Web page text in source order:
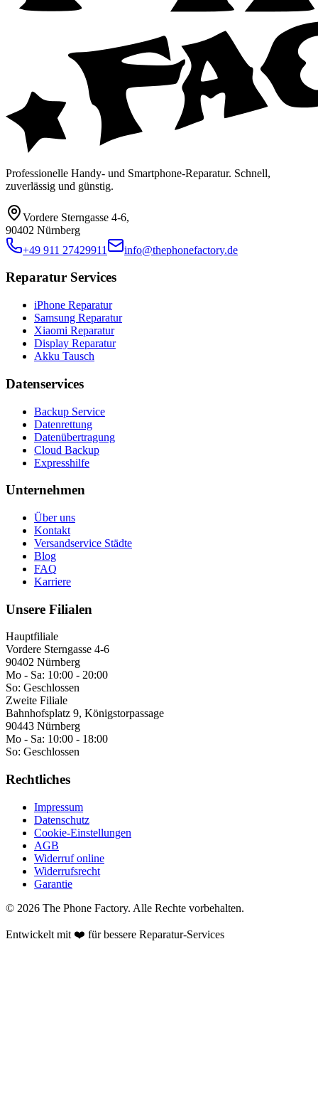
Professionelle Handy- und Smartphone-Reparatur. Schnell,
zuverlässig und günstig.
Vordere Sterngasse 4-6,
90402 Nürnberg
+49 911 27429911
info@thephonefactory.de
Reparatur Services
iPhone Reparatur
Samsung Reparatur
Xiaomi Reparatur
Display Reparatur
Akku Tausch
Datenservices
Backup Service
Datenrettung
Datenübertragung
Cloud Backup
Expresshilfe
Unternehmen
Über uns
Kontakt
Versandservice Städte
Blog
FAQ
Karriere
Unsere Filialen
Hauptfiliale
Vordere Sterngasse 4-6
90402 Nürnberg
Mo - Sa: 10:00 - 20:00
So: Geschlossen
Zweite Filiale
Bahnhofsplatz 9, Königstorpassage
90443 Nürnberg
Mo - Sa: 10:00 - 18:00
So: Geschlossen
Rechtliches
Impressum
Datenschutz
Cookie-Einstellungen
AGB
Widerruf online
Widerrufsrecht
Garantie
© 2026 The Phone Factory. Alle Rechte vorbehalten.
Entwickelt mit ❤️ für bessere Reparatur-Services